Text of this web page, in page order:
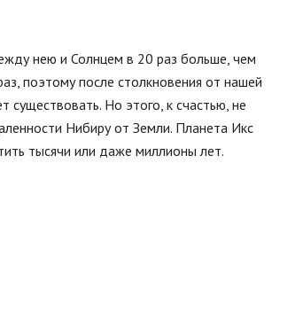
нею и Солнцем в 20 раз больше, чем
поэтому после столкновения от нашей
существовать. Но этого, к счастью, не
Нибиру от Земли. Планета Икс
тысячи или даже миллионы лет.